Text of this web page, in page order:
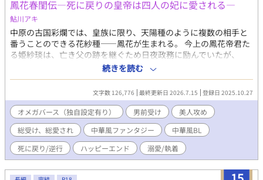
リユスへの究極の復讐となるのよ！」 そして、ジュールはテオ
ドールをこの国一番の「理想の結婚相手」に育てるべく奮闘を始
める。 ――６年後。念願かなって完璧な男に成長したテオドー
ルだったが、なぜか育ての親であるジュールに対して異常な執着
を見せるようになり……。 養子（義理の甥）×淫紋持ちの育ての
親（義理の叔父）※血の繋がりはありません ※最終的には固定カ
プですが、攻めは複数（R18シーンあり） 主人公は真面目です
が、割と惚れっぽく、流されやすい系です。 R18シーンに予告は
ありません。 【お知らせ】まめさん（@mamedanuki_bl）に第
５１話のイラストを描いていただきました！！ ５１話の挿絵にも
なっていますのでぜひご覧ください❤
鳳花春閨伝―死に戻りの皇帝は四人の妃に愛される―
鮎川アキ
中原の古国彩爛では、皇族に限り、天陽種のように複数の相手と
番うことのできる花紗種――鳳花が生まれる。 今上の鳳花帝君た
る姫紗琰は、亡き父の跡を継ぐため日夜政務に励んでいたが、
徐々に体調を崩してしまう。 原因不明の病に倒れた紗琰だった
が、実は叔父とその息子の瓊祥、そして寵妃として愛してきた琳
氏が結託し、紗琰に気づかれぬよう毒を盛っていたのだった。 叔
父たちは亡き父の死因にも関わっており、玉座を譲らなければ母
にまで害が及ぶと脅された紗琰は、彼らの言うとおりにする他な
い。 譲位後は瓊祥によって監禁され、紗琰の体調は悪化の一途を
たどっていた。 その一方で、叔父と瓊祥によって国政は混乱に陥
っており、とうとう隣国の力を借りて謀反が起こる。騒乱の最
中、失意のうちに殺された紗琰だったが、目を覚ますと即位した
前にはわからなかった真実を知った紗琰は、自身と大切な人々を
続きを読む
文字数 126,776 最終更新日 2026.7.15 登録日 2025.10.27
オメガバース（独自設定有り） 男前受け
美人攻め
総受け、総愛され
中華風ファンタジー
中華風BL
死に戻り/逆行
ハッピーエンド 溺愛/執着